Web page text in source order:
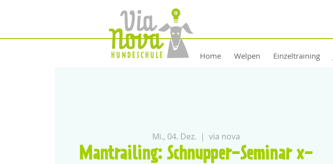
Home Welpen Einzeltraining
Mi., 04. Dez.
  |
via nova
Mantrailing: Schnupper-Seminar x-